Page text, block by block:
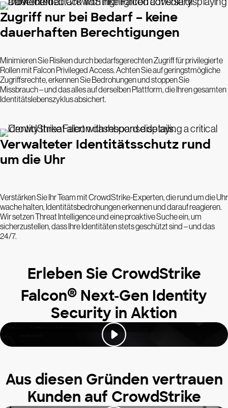
Zugriff nur bei Bedarf – keine
dauerhaften Berechtigungen
Minimieren Sie Risiken durch bedarfsgerechten Zugriff für privilegierte
Rollen mit Falcon Privileged Access. Achten Sie auf geringstmögliche
Zugriffsrechte, erkennen Sie Bedrohungen und stoppen Sie
Missbrauch – und das alles auf derselben Plattform, die Ihren gesamten
Identitätslebenszyklus absichert.
Verwalteter Identitätsschutz rund
um die Uhr
Verstärken Sie Ihr Team mit CrowdStrike-Experten, die rund um die Uhr
wache halten, Identitätsbedrohungen erkennen und darauf reagieren.
Wir setzen Threat Intelligence und eine proaktive Suche ein, um
sicherzustellen, dass Ihre Identitäten stets geschützt sind – und das
24/7.
Erleben Sie CrowdStrike
Falcon® Next-Gen Identity
Security in Aktion
Aus diesen Gründen vertrauen
Kunden auf CrowdStrike